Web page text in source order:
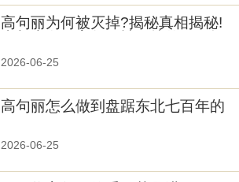
高句丽为何被灭掉?揭秘真相揭秘!
2026-06-25
高句丽怎么做到盘踞东北七百年的
2026-06-25